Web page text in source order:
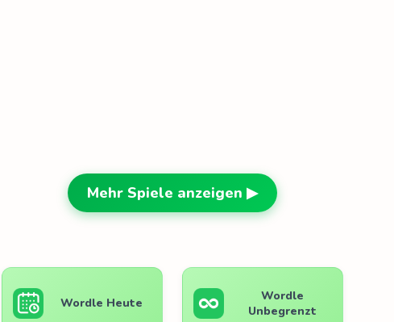
Mehr Spiele anzeigen ▶
Wordle Heute
Wordle
Unbegrenzt